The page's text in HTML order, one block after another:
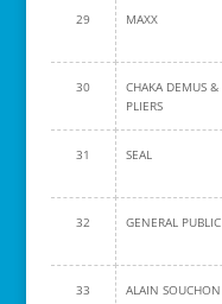
29 MAXX
30
CHAKA DEMUS &
PLIERS
31 SEAL
32 GENERAL PUBLIC
33 ALAIN SOUCHON